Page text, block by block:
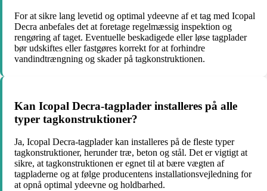
For at sikre lang levetid og optimal ydeevne af et tag med Icopal
Decra anbefales det at foretage regelmæssig inspektion og
rengøring af taget. Eventuelle beskadigede eller løse tagplader
bør udskiftes eller fastgøres korrekt for at forhindre
vandindtrængning og skader på tagkonstruktionen.
Kan Icopal Decra-tagplader installeres på alle
typer tagkonstruktioner?
Ja, Icopal Decra-tagplader kan installeres på de fleste typer
tagkonstruktioner, herunder træ, beton og stål. Det er vigtigt at
sikre, at tagkonstruktionen er egnet til at bære vægten af
tagpladerne og at følge producentens installationsvejledning for
at opnå optimal ydeevne og holdbarhed.